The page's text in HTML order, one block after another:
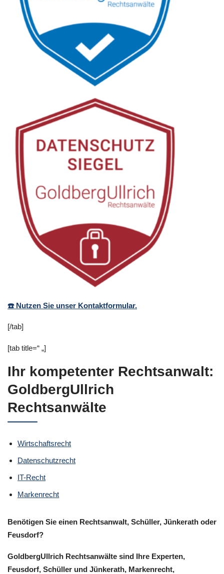
☎️ Nutzen Sie unser Kontaktformular.
[/tab]
[tab title=“ „]
Ihr kompetenter Rechtsanwalt:
GoldbergUllrich
Rechtsanwälte
Wirtschaftsrecht
Datenschutzrecht
IT-Recht
Markenrecht
Benötigen Sie einen Rechtsanwalt, Schüller, Jünkerath oder
Feusdorf?
GoldbergUllrich Rechtsanwälte sind Ihre Experten,
Feusdorf, Schüller und Jünkerath, Markenrecht,